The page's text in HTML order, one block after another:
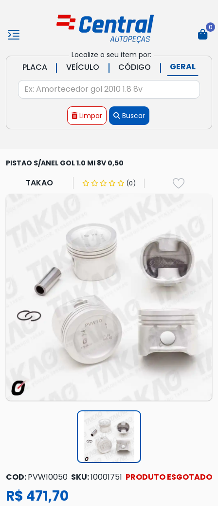
Localize o seu item por:
PLACA | VEÍCULO | CÓDIGO | GERAL
Limpar Buscar
0
PISTAO S/ANEL GOL 1.0 MI 8V 0,50
TAKAO (0)
COD:PVW10050 SKU:10001751 PRODUTO ESGOTADO
R$ 471,70